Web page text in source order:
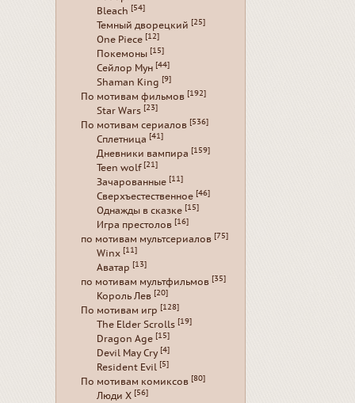
Bleach [54]
Темный дворецкий [25]
One Piece [12]
Покемоны [15]
Сейлор Мун [44]
Shaman King [9]
По мотивам фильмов [192]
Star Wars [23]
По мотивам сериалов [536]
Сплетница [41]
Дневники вампира [159]
Teen wolf [21]
Зачарованные [11]
Сверхъестественное [46]
Однажды в сказке [15]
Игра престолов [16]
по мотивам мультсериалов [75]
Winx [11]
Аватар [13]
по мотивам мультфильмов [35]
Король Лев [20]
По мотивам игр [128]
The Elder Scrolls [19]
Dragon Age [15]
Devil May Cry [4]
Resident Evil [5]
По мотивам комиксов [80]
Люди Х [56]